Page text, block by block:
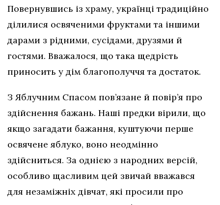
Повернувшись із храму, українці традиційно
ділилися освяченими фруктами та іншими
дарами з рідними, сусідами, друзями й
гостями. Вважалося, що така щедрість
приносить у дім благополуччя та достаток.
З Яблучним Спасом пов’язане й повір’я про
здійснення бажань. Наші предки вірили, що
якщо загадати бажання, куштуючи перше
освячене яблуко, воно неодмінно
здійсниться. За однією з народних версій,
особливо щасливим цей звичай вважався
для незаміжніх дівчат, які просили про